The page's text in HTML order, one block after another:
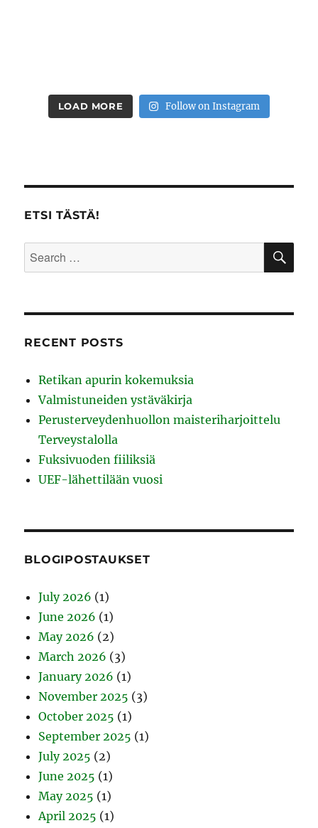
LOAD MORE Follow on Instagram
ETSI TÄSTÄ!
Search
for:
RECENT POSTS
Retikan apurin kokemuksia
Valmistuneiden ystäväkirja
Perusterveydenhuollon maisteriharjoittelu
Terveystalolla
Fuksivuoden fiiliksiä
UEF-lähettilään vuosi
BLOGIPOSTAUKSET
July 2026 (1)
June 2026 (1)
May 2026 (2)
March 2026 (3)
January 2026 (1)
November 2025 (3)
October 2025 (1)
September 2025 (1)
July 2025 (2)
June 2025 (1)
May 2025 (1)
April 2025 (1)